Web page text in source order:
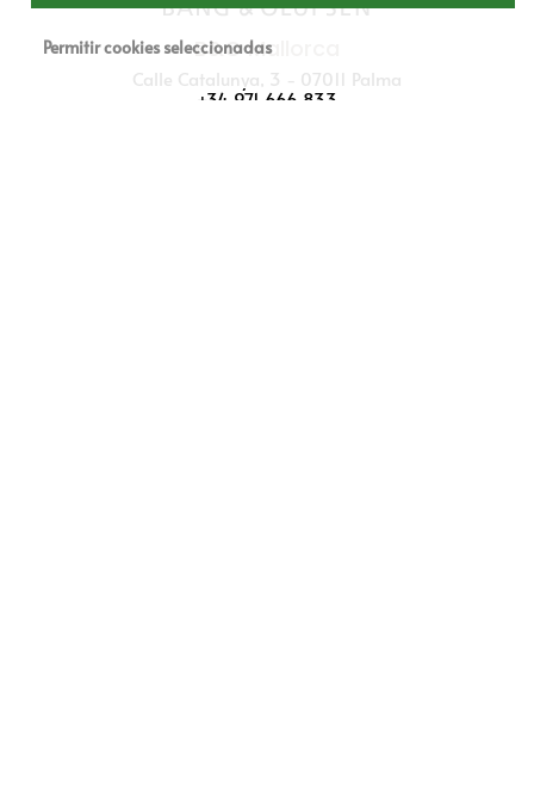
B&O Mallorca
Calle Catalunya, 3 - 07011 Palma
+34 971 666 833
Permitir cookies seleccionadas